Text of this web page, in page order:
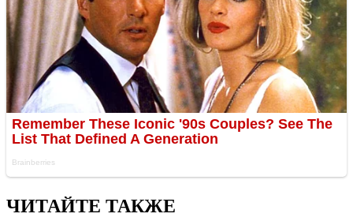
ЧИТАЙТЕ ТАКЖЕ